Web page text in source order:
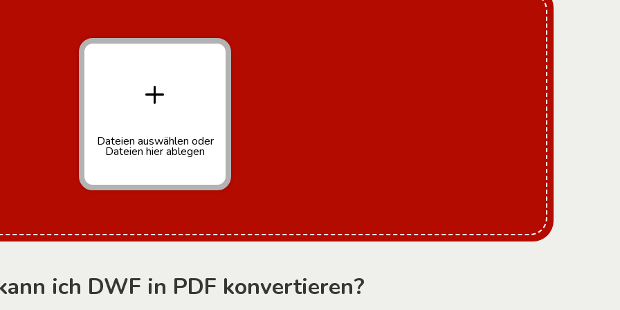
+
Dateien auswählen oder
Dateien hier ablegen
ich DWF in PDF konvertieren?